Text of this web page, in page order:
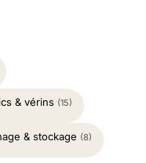
& vérins (15)
& stockage (8)